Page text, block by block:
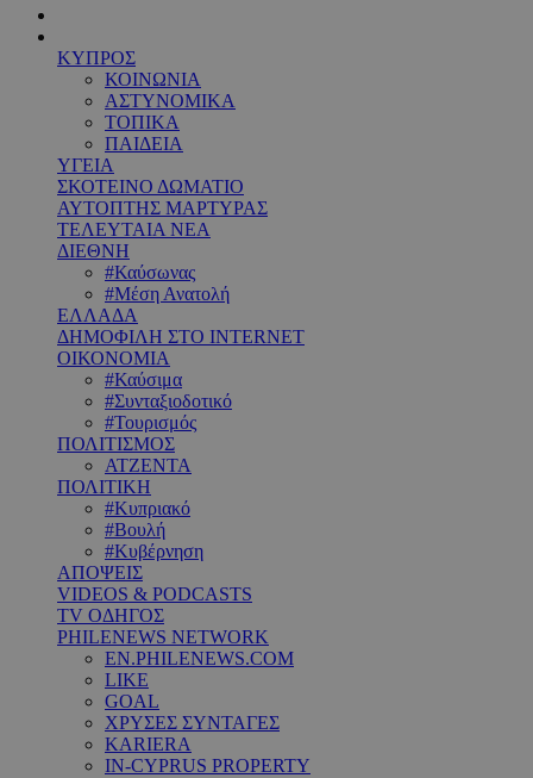
ΚΥΠΡΟΣ
ΚΟΙΝΩΝΙΑ
ΑΣΤΥΝΟΜΙΚΑ
ΤΟΠΙΚΑ
ΠΑΙΔΕΙΑ
ΥΓΕΙΑ
ΣΚΟΤΕΙΝΟ ΔΩΜΑΤΙΟ
ΑΥΤΟΠΤΗΣ ΜΑΡΤΥΡΑΣ
ΤΕΛΕΥΤΑΙΑ ΝΕΑ
ΔΙΕΘΝΗ
#Καύσωνας
#Μέση Ανατολή
ΕΛΛΑΔΑ
ΔΗΜΟΦΙΛΗ ΣΤΟ INTERNET
ΟΙΚΟΝΟΜΙΑ
#Καύσιμα
#Συνταξιοδοτικό
#Τουρισμός
ΠΟΛΙΤΙΣΜΟΣ
ΑΤΖΕΝΤΑ
ΠΟΛΙΤΙΚΗ
#Κυπριακό
#Βουλή
#Κυβέρνηση
ΑΠΟΨΕΙΣ
VIDEOS & PODCASTS
TV ΟΔΗΓΟΣ
PHILENEWS NETWORK
EN.PHILENEWS.COM
LIKE
GOAL
ΧΡΥΣΕΣ ΣΥΝΤΑΓΕΣ
KARIERA
IN-CYPRUS PROPERTY